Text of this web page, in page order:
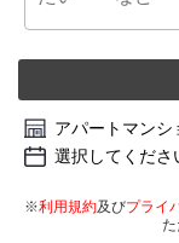
アパートマン
選択してくださ
※利用規約及びプライ
た